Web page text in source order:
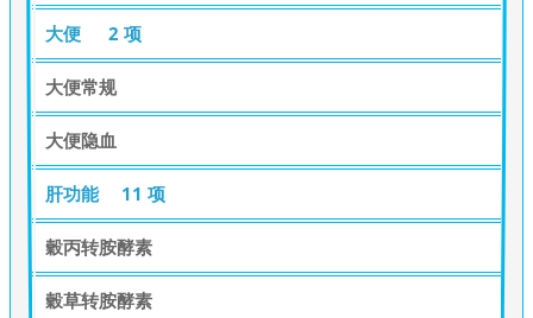
大便 2 项
大便常规
大便隐血
肝功能 11 项
穀丙转胺酵素
穀草转胺酵素